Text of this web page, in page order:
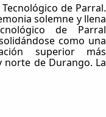
de Parral.
solemne y llena
de Parral
como una
superior más
norte de Durango. La